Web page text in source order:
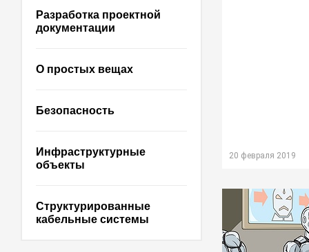
20 февраля 2019
Разработка проектной
документации
О простых вещах
Безопасность
Инфраструктурные
объекты
Структурированные
кабельные системы